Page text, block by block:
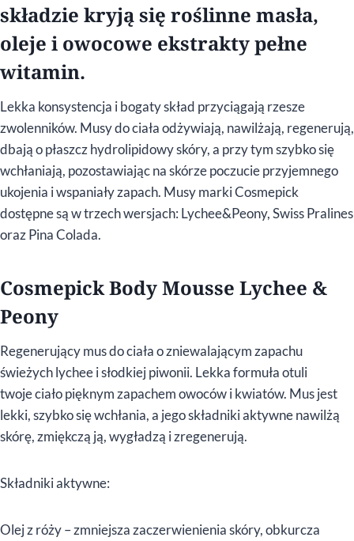
składzie kryją się roślinne masła,
oleje i owocowe ekstrakty pełne
witamin.
Lekka konsystencja i bogaty skład przyciągają rzesze
zwolenników. Musy do ciała odżywiają, nawilżają, regenerują,
dbają o płaszcz hydrolipidowy skóry, a przy tym szybko się
wchłaniają, pozostawiając na skórze poczucie przyjemnego
ukojenia i wspaniały zapach. Musy marki Cosmepick
dostępne są w trzech wersjach: Lychee&Peony, Swiss Pralines
oraz Pina Colada.
Cosmepick Body Mousse Lychee &
Peony
Regenerujący mus do ciała o zniewalającym zapachu
świeżych lychee i słodkiej piwonii. Lekka formuła otuli
twoje ciało pięknym zapachem owoców i kwiatów. Mus jest
lekki, szybko się wchłania, a jego składniki aktywne nawilżą
skórę, zmiękczą ją, wygładzą i zregenerują.
Składniki aktywne:
Olej z róży – zmniejsza zaczerwienienia skóry, obkurcza